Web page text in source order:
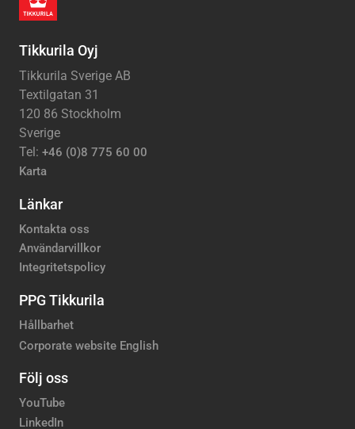
Tikkurila Oyj
Tikkurila Sverige AB
Textilgatan 31
120 86 Stockholm
Sverige
Tel: +46 (0)8 775 60 00
Karta
Länkar
Kontakta oss
Användarvillkor
Integritetspolicy
PPG Tikkurila
Hållbarhet
Corporate website English
Följ oss
YouTube
LinkedIn